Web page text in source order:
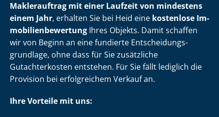
Maklerauftrag mit einer Laufzeit von mindestens
einem Jahr, erhalten Sie bei Heid eine kostenlose Im­
mo­bi­li­en­be­wer­tung Ihres Objekts. Damit schaffen
wir von Beginn an eine fundierte Ent­schei­dungs­
grund­la­ge, ohne dass für Sie zusätzliche
Gutachterkosten entstehen. Für Sie fällt lediglich die
Provision bei erfolgreichem Verkauf an.
Ihre Vorteile mit uns: